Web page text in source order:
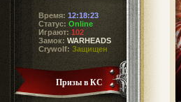
Время: 12:18:23
Статус: Online
Играют: 102
Замок: WARHEADS
Crywolf: Защищен
Призы в КС